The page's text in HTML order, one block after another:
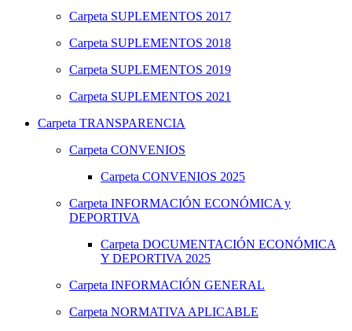
Carpeta SUPLEMENTOS 2017
Carpeta SUPLEMENTOS 2018
Carpeta SUPLEMENTOS 2019
Carpeta SUPLEMENTOS 2021
Carpeta TRANSPARENCIA
Carpeta CONVENIOS
Carpeta CONVENIOS 2025
Carpeta INFORMACIÓN ECONÓMICA y
DEPORTIVA
Carpeta DOCUMENTACIÓN ECONÓMICA
Y DEPORTIVA 2025
Carpeta INFORMACIÓN GENERAL
Carpeta NORMATIVA APLICABLE